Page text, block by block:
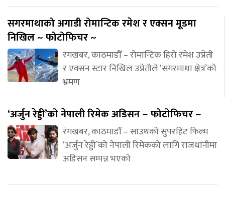
सगरमाथाको अगाडी रोमान्टिक रमेश र एक्सन मूडमा
निखिल ~ फोटोफिचर ~
रंगखबर, काठमाडौँ – रोमान्टिक हिरो रमेश उप्रेती
र एक्सन स्टार निखिल उप्रेतीले ‘सगरमाथा क्षेत्र’को
भ्रमण
‘अर्जुन रेड्डी’को नेपाली रिमेक अडिसन ~ फोटोफिचर ~
रंगखबर, काठमाडौँ – साउथको सुपरहिट फिल्म
‘अर्जुन रेड्डी’को नेपाली रिमेकको लागि राजधानीमा
अडिसन सम्पन्न भएको